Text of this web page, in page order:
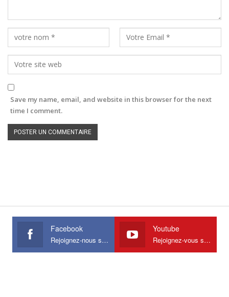
Save my name, email, and website in this browser for the next
time I comment.
Facebook
Rejoignez-nous sur Facebook
Youtube
Rejoignez-vous sur Youtube